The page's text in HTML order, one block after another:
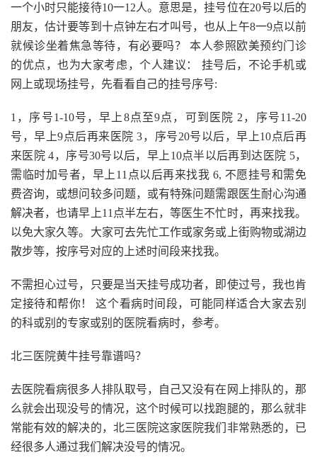
一个小时只能接待10一12人。意思是，挂号位在20号以后的
朋友，估计要等到十点钟左右才叫号，也从上午8一9点以前
就候诊坐着焦急等待，有必要吗？ 本人参照欧美预约门诊
的优点，也为大家考虑，个人建议： 挂号后，不论手机或
网上或现场挂号，先看看自己的挂号序号:
1，序号1-10号，早上8点至9点，可到医院 2，序号11-20
号，早上9点后再来医院 3，序号20号以后，早上10点后再
来医院 4，序号30号以后，早上10点半以后再到达医院 5，
需临时加号者，早上11点以后再来找我 6, 不愿挂号和需免
费咨询，或想问较多问题，或有特殊问题需跟医生耐心沟通
解决者，也请早上11点半左右，等医生不忙时，再来找我。
以免大家久等。大家可去先忙工作或家务或上街购物或湖边
散步等，按序号对应的上述时间段来找我。
不需担心过号，只要是当天挂号成功者，即使过号，我也肯
定接待和帮你！ 这个看病时间段，可能同样适合大家去别
的科或别的专家或别的医院看病时，参考。
北三医院黄牛挂号靠谱吗？
去医院看病很多人排队取号，自己又没有在网上排队的，那
么就会出现没号的情况，这个时候可以找跑腿的，那么就非
常能有效的解决的，北三医院这家医院我们非常熟悉的，已
经很多人通过我们解决没号的情况。